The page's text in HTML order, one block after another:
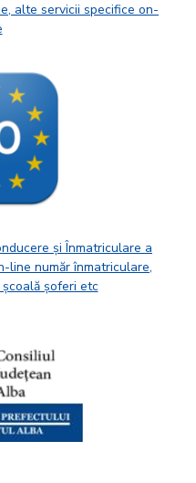
alte servicii specifice on-
și Înmatriculare a
line număr înmatriculare,
șoferi etc